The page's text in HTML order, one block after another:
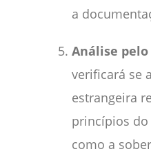
a
Análise pelo
verificará se
estrangeira
princípios
como a